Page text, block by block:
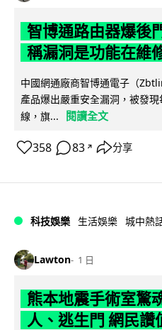
智博通路由器爆後
稱漏洞是功能在維
中國網通廠商智博通電子（
產品爆出嚴重安全漏洞，被發
線，旗...
閱讀全文
358 83 ↗ 分享
科技娛樂 生活娛樂 城中熱
Lawton 1 日
熊本地震手術室驚
人、逃生門 網民讚